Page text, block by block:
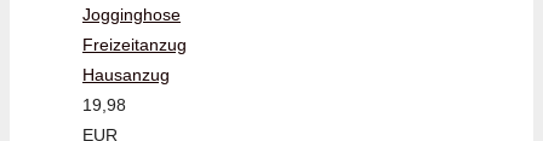
Jogginghose
Freizeitanzug
Hausanzug
19,98
EUR